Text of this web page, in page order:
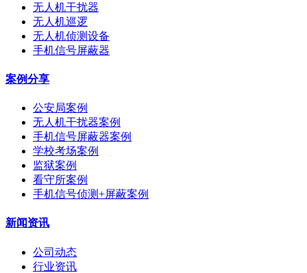
无人机干扰器
无人机巡逻
无人机侦测设备
手机信号屏蔽器
案例分享
公安局案例
无人机干扰器案例
手机信号屏蔽器案例
学校考场案例
监狱案例
看守所案例
手机信号侦测+屏蔽案例
新闻资讯
公司动态
行业资讯